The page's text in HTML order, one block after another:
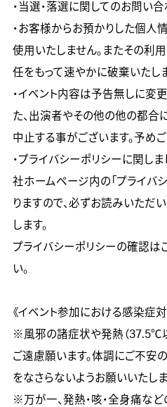
・当選・落選に関してのお問い
・お客様からお預かりした個人
使用いたしません。またその利
任をもって速やかに破棄いたしま
・イベント内容は予告無しに変
た、出演者やその他の他の都合
中止する事がございます。予めご
・プライバシーポリシーに関し
社ホームページ内の「プライバ
りますので、必ずお読みいただ
します。
プライバシーポリシーの確認は
い。
《イベント参加における感染症
※風邪の諸症状や発熱（37.5℃
ご遠慮願います。体調にご不安
をなさらないようお願いいたしま
※万が一、発熱・咳・全身痛な